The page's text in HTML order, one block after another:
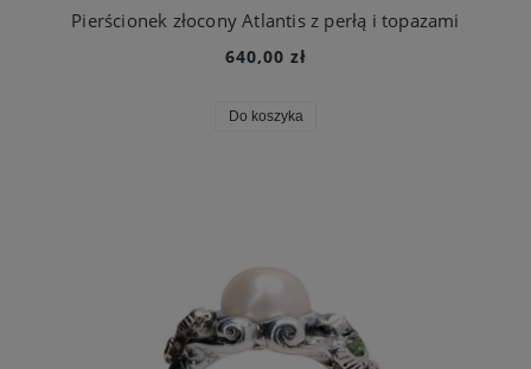
Pierścionek złocony Atlantis z perłą i topazami
640,00 zł
Do koszyka